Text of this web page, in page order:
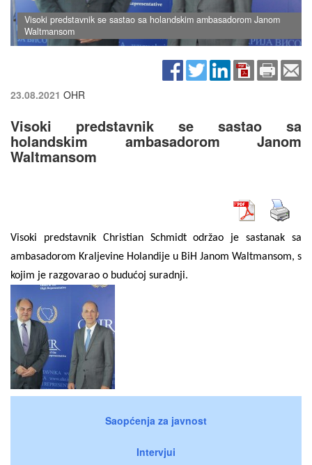
Visoki predstavnik se sastao sa holandskim ambasadorom Janom
Waltmansom
23.08.2021 OHR
Visoki predstavnik se sastao sa
holandskim ambasadorom Janom
Waltmansom
Visoki predstavnik Christian Schmidt održao je sastanak sa
ambasadorom Kraljevine Holandije u BiH Janom Waltmansom, s
kojim je razgovarao o budućoj suradnji.
Saopćenja za javnost
Intervjui